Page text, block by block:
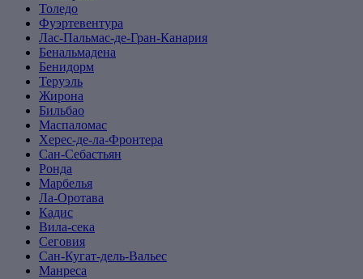
Толедо
Фуэртевентура
Лас-Пальмас-де-Гран-Канария
Бенальмадена
Бенидорм
Теруэль
Жирона
Бильбао
Маспаломас
Херес-де-ла-Фронтера
Сан-Себастьян
Ронда
Марбелья
Ла-Оротава
Кадис
Вила-сека
Сеговия
Сан-Кугат-дель-Вальес
Манреса